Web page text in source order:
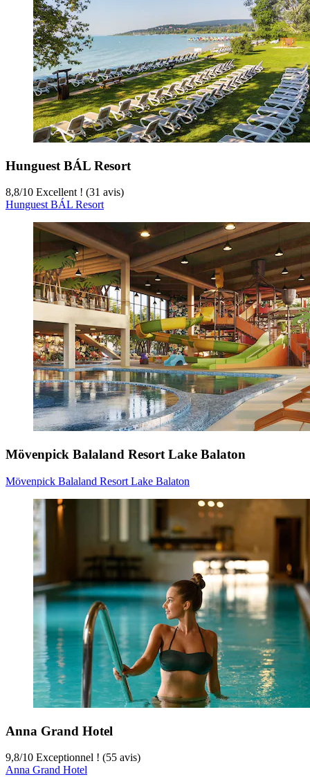
Hunguest BÁL Resort
8,8/10 Excellent ! (31 avis)
Hunguest BÁL Resort
Mövenpick Balaland Resort Lake Balaton
Mövenpick Balaland Resort Lake Balaton
Anna Grand Hotel
9,8/10 Exceptionnel ! (55 avis)
Anna Grand Hotel